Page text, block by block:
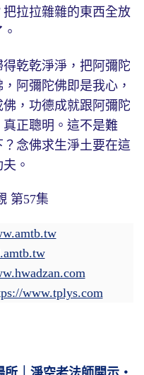
拉拉雜雜的東西全放
乾乾淨淨，把阿彌陀
阿彌陀佛即是我心，
，功德成就跟阿彌陀
正聰明。這不是難
念佛求生淨土要在這
。
第57集
www.tplys.com